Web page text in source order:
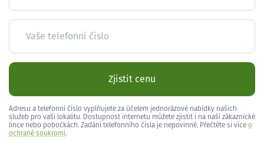
Vaše telefonní číslo
Zjistit cenu
Adresu a telefonní číslo vyplňujete za účelem jednorázové nabídky našich
služeb pro vaši lokalitu. Dostupnost internetu můžete zjistit i na naší zákaznické
lince nebo pobočkách. Zadání telefonního čísla je nepovinné. Přečtěte si více o
ochraně soukromí.